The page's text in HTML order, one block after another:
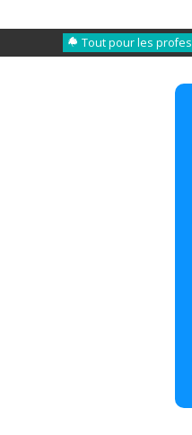
Tout pour les